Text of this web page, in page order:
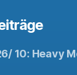
10: Heavy